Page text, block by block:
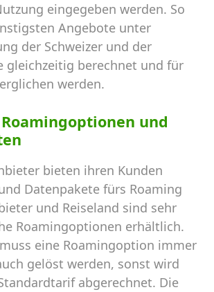
eingegeben werden. So
Angebote unter
der Schweizer und der
gleichzeitig berechnet und für
werden.
und
bieten ihren Kunden
Datenpakete fürs Roaming
und Reiseland sind sehr
Roamingoptionen erhältlich.
eine Roamingoption immer
gelöst werden, sonst wird
abgerechnet. Die